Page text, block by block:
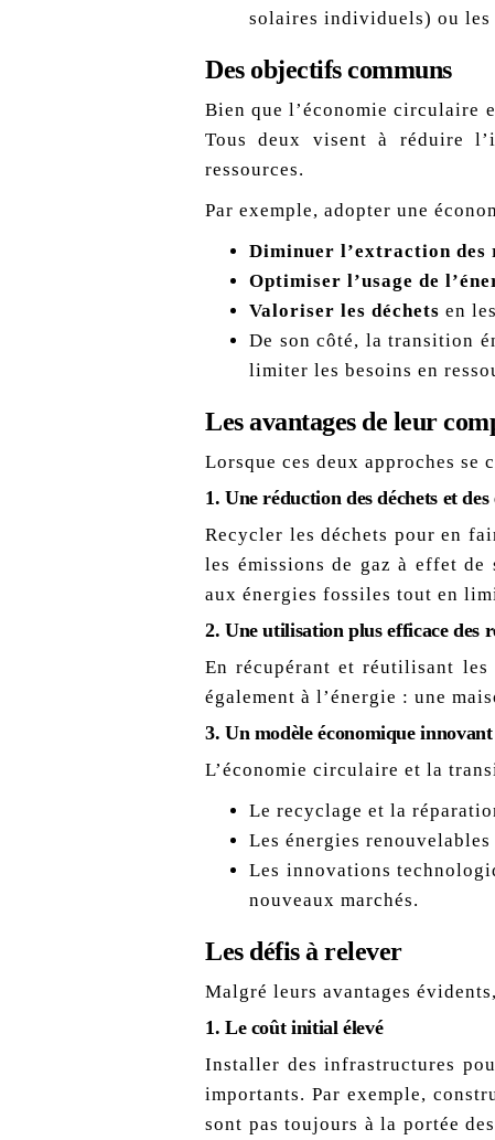
solaires individuels) ou les
Des objectifs communs
Bien que l’économie circulaire
Tous deux visent à réduire
ressources.
Par exemple, adopter une
Diminuer l’extraction des
Optimiser l’usage de
Valoriser les déchets en
De son côté, la transition
limiter les besoins en
Les avantages de leur
Lorsque ces deux approches se
1. Une réduction des déchets et des
Recycler les déchets pour en
les émissions de gaz à effet
aux énergies fossiles tout en
2. Une utilisation plus efficace des
En récupérant et réutilisant les
également à l’énergie : une
3. Un modèle économique innovant
L’économie circulaire et la
Le recyclage et la
Les énergies
Les innovations
nouveaux marchés.
Les défis à relever
Malgré leurs avantages
1. Le coût initial élevé
Installer des infrastructures
importants. Par exemple,
sont pas toujours à la portée